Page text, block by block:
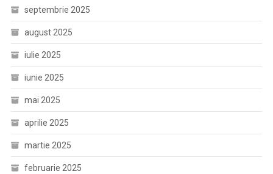
septembrie 2025
august 2025
iulie 2025
iunie 2025
mai 2025
aprilie 2025
martie 2025
februarie 2025